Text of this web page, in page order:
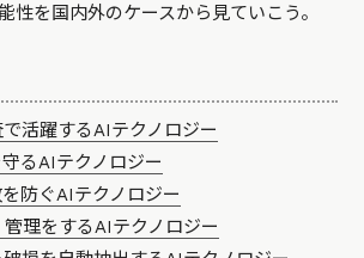
性を国内外のケースから見ていこう。
活躍するAIテクノロジー
るAIテクノロジー
防ぐAIテクノロジー
理をするAIテクノロジー